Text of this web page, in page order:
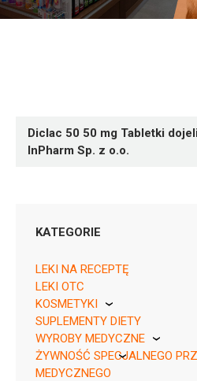
Diclac 50 50 mg Tabletki
InPharm Sp. z o.o.
05909991512675 ¦ Rp ¦ 149755
30 tabl.
05909991512682 ¦ Rp ¦ 149756
KATEGORIE
LEKI NA RECEPTĘ
LEKI OTC
KOSMETYKI
Pierre Fabre
SUPLEMENTY DIETY
WYROBY MEDYCZNE
KikGel
ŻYWNOŚĆ SPECJALNEGO
MEDYCZNEGO